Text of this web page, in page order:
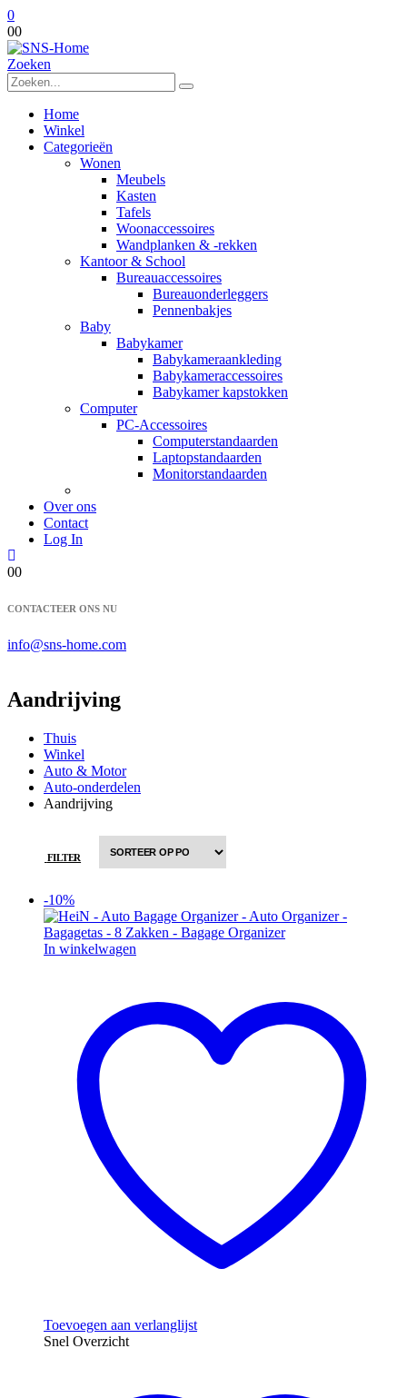
0
00
Zoeken
Home
Winkel
Categorieën
Wonen
Meubels
Kasten
Tafels
Woonaccessoires
Wandplanken & -rekken
Kantoor & School
Bureauaccessoires
Bureauonderleggers
Pennenbakjes
Baby
Babykamer
Babykameraankleding
Babykameraccessoires
Babykamer kapstokken
Computer
PC-Accessoires
Computerstandaarden
Laptopstandaarden
Monitorstandaarden
Over ons
Contact
Log In
00
CONTACTEER ONS NU
info@sns-home.com
Aandrijving
Thuis
Winkel
Auto & Motor
Auto-onderdelen
Aandrijving
FILTER
-10%
In winkelwagen
Toevoegen aan verlanglijst
Snel Overzicht